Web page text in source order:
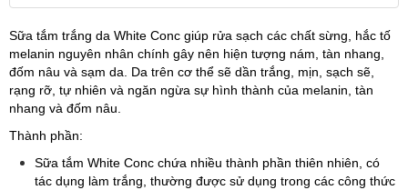
Sữa tắm trắng da White Conc giúp rửa sạch các chất sừng, hắc tố
melanin nguyên nhân chính gây nên hiện tượng nám, tàn nhang,
đốm nâu và sạm da. Da trên cơ thể sẽ dần trắng, mịn, sạch sẽ,
rạng rỡ, tự nhiên và ngăn ngừa sự hình thành của melanin, tàn
nhang và đốm nâu.
Thành phần:
Sữa tắm White Conc chứa nhiều thành phần thiên nhiên, có
tác dụng làm trắng, thường được sử dụng trong các công thức